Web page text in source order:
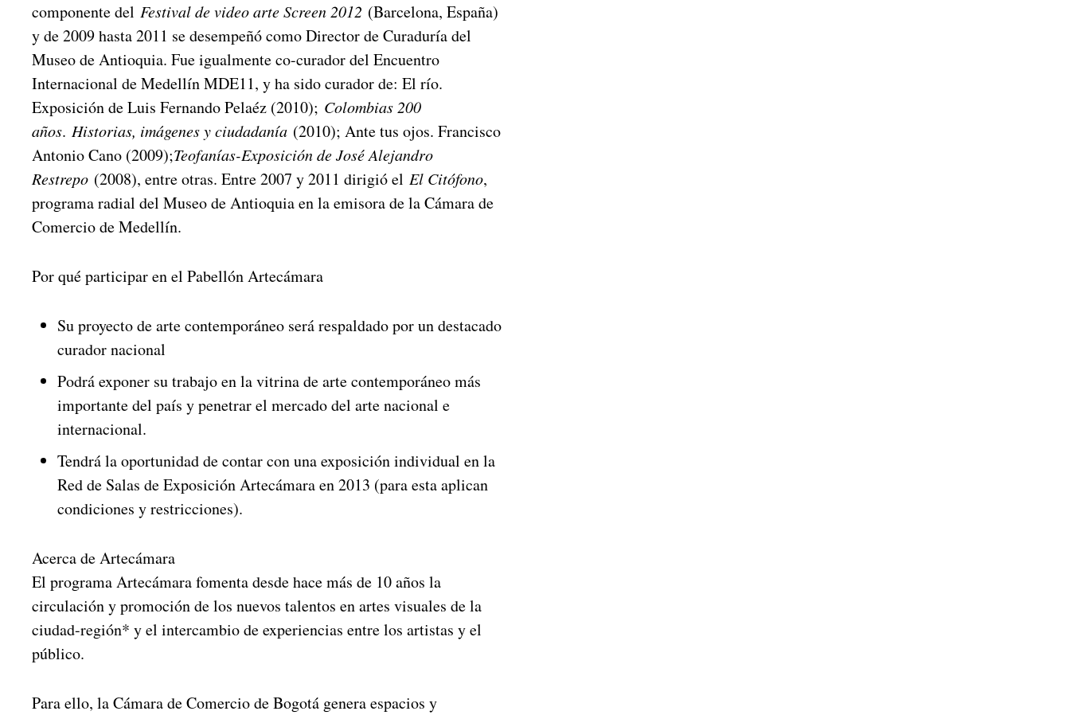
componente del Festival de video arte Screen 2012 (Barcelona, España)
y de 2009 hasta 2011 se desempeñó como Director de Curaduría del
Museo de Antioquia. Fue igualmente co-curador del Encuentro
Internacional de Medellín MDE11, y ha sido curador de: El río.
Exposición de Luis Fernando Pelaéz (2010); Colombias 200
años. Historias, imágenes y ciudadanía (2010); Ante tus ojos. Francisco
Antonio Cano (2009);Teofanías-Exposición de José Alejandro
Restrepo (2008), entre otras. Entre 2007 y 2011 dirigió el El Citófono,
programa radial del Museo de Antioquia en la emisora de la Cámara de
Comercio de Medellín.
Por qué participar en el Pabellón Artecámara
Su proyecto de arte contemporáneo será respaldado por un destacado
curador nacional
Podrá exponer su trabajo en la vitrina de arte contemporáneo más
importante del país y penetrar el mercado del arte nacional e
internacional.
Tendrá la oportunidad de contar con una exposición individual en la
Red de Salas de Exposición Artecámara en 2013 (para esta aplican
condiciones y restricciones).
Acerca de Artecámara
El programa Artecámara fomenta desde hace más de 10 años la
circulación y promoción de los nuevos talentos en artes visuales de la
ciudad-región* y el intercambio de experiencias entre los artistas y el
público.
Para ello, la Cámara de Comercio de Bogotá genera espacios y